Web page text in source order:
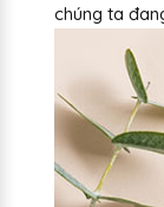
chúng ta